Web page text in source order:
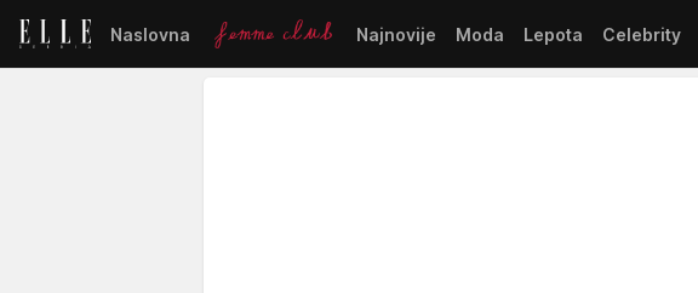
Naslovna Najnovije Moda Lepota Celebrity